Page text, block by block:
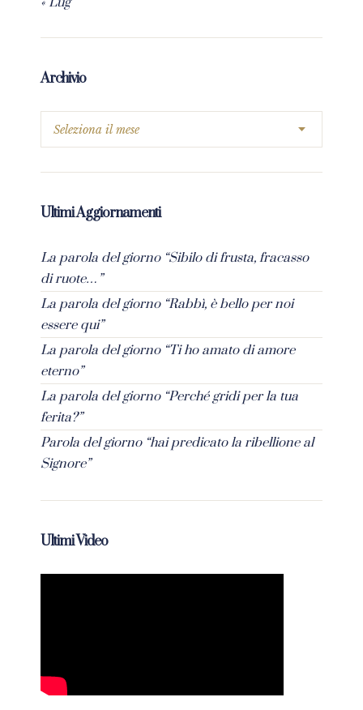
Archivio
Ultimi Aggiornamenti
La parola del giorno “Sibilo di frusta, fracasso
di ruote…”
La parola del giorno “Rabbì, è bello per noi
essere qui”
La parola del giorno “Ti ho amato di amore
eterno”
La parola del giorno “Perché gridi per la tua
ferita?”
Parola del giorno “hai predicato la ribellione al
Signore”
Ultimi Video